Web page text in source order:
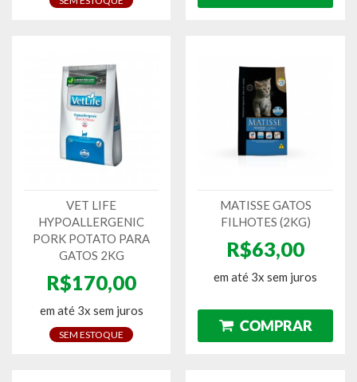
VET LIFE
HYPOALLERGENIC
PORK POTATO PARA
GATOS 2KG
R$170,00
em até 3x sem juros
SEM ESTOQUE
MATISSE GATOS
FILHOTES (2KG)
R$63,00
em até 3x sem juros